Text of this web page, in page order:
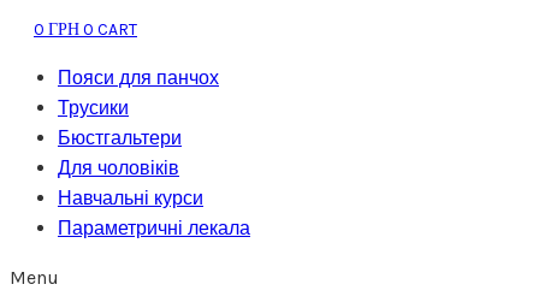
0 ГРН 0 CART
Пояси для панчох
Трусики
Бюстгальтери
Для чоловіків
Навчальні курси
Параметричні лекала
Menu